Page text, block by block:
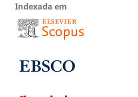
Indexada em